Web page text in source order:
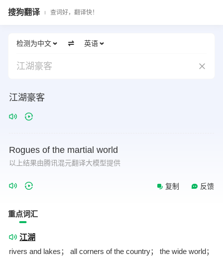
搜狗翻译 查词好，翻译快！
检测为中文 英语
江湖豪客
江湖豪客
Rogues of the martial world
以上结果由腾讯混元翻译大模型提供
复制 反馈
重点词汇
江湖
rivers and lakes； all corners of the country； the wide world；